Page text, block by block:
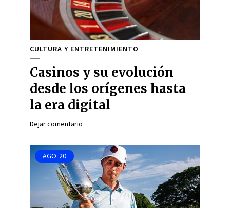
CULTURA Y ENTRETENIMIENTO
Casinos y su evolución
desde los orígenes hasta
la era digital
Dejar comentario
AGO 20